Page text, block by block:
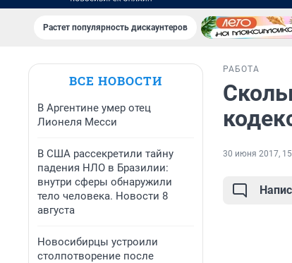
Растет популярность дискаунтеров
ВСЕ НОВОСТИ
В Аргентине умер отец
Лионеля Месси
В США рассекретили тайну
падения НЛО в Бразилии:
внутри сферы обнаружили
тело человека. Новости 8
августа
Новосибирцы устроили
столпотворение после
РАБОТА
30 июня 2017,